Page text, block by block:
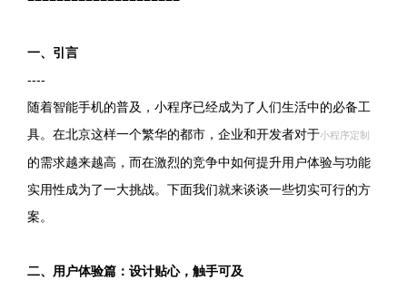
一、引言
----
随着智能手机的普及，小程序已经成为了人们生活中的必备工
具。在北京这样一个繁华的都市，企业和开发者对于小程序定制
的需求越来越高，而在激烈的竞争中如何提升用户体验与功能
实用性成为了一大挑战。下面我们就来谈谈一些切实可行的方
案。
二、用户体验篇：设计贴心，触手可及